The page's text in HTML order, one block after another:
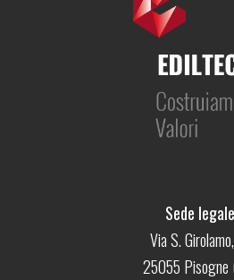
Sede legale
Via S.
25055 Pisogne